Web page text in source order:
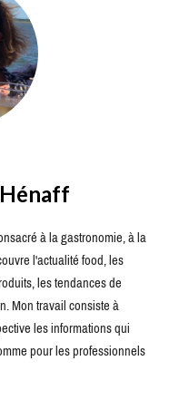
à la gastronomie, à la
l'actualité food, les
les tendances de
Mon travail consiste à
les informations qui
pour les professionnels